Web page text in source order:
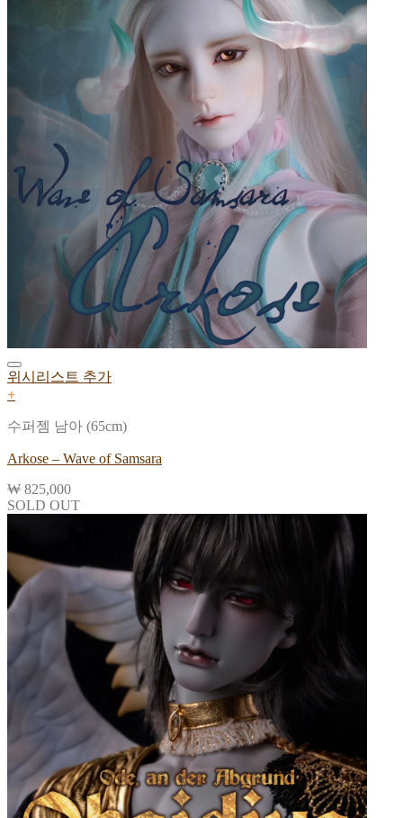
위시리스트 추가
+
수퍼젬 남아 (65cm)
Arkose – Wave of Samsara
₩ 825,000
SOLD OUT